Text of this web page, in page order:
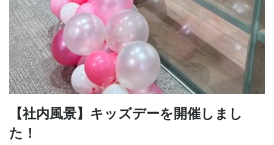
【社内風景】キッズデーを開催しまし
た！